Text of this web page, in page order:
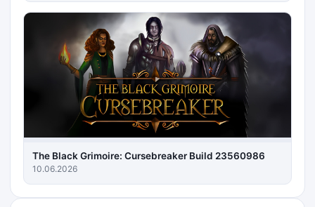
The Black Grimoire: Cursebreaker Build 23560986
10.06.2026